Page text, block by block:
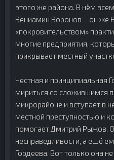
этого же района. В нём
Вениамин Воронов – он же
«покровительством»
многие предприятия,
прикрывает местный
Честная и принципиальная
мириться со сложившимся
микрорайоне и вступает в
местной преступностью и
помогает Дмитрий Рыжов.
несправедливости, а ещё
Гордеева. Вот только она